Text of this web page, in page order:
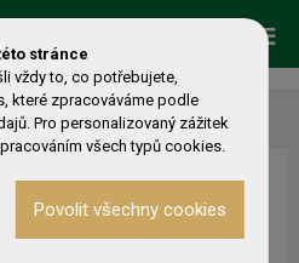
letech?
lídrem finále EPT
stránce
vždy to, co potřebujete,
které zpracováváme podle
Pro personalizovaný zážitek
všech typů cookies.